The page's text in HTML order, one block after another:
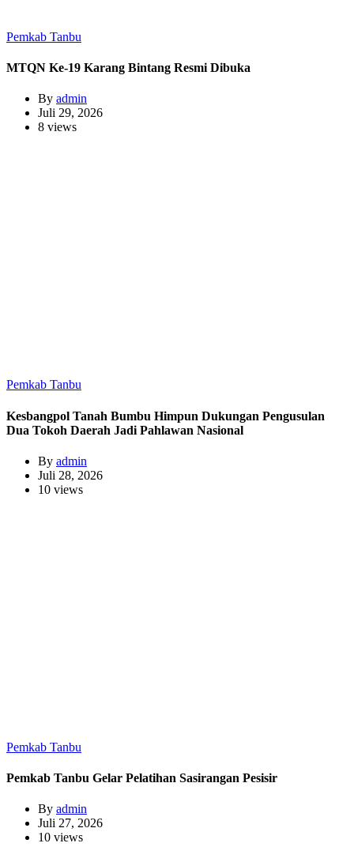
Pemkab Tanbu
MTQN Ke-19 Karang Bintang Resmi Dibuka
By admin
Juli 29, 2026
8 views
Pemkab Tanbu
Kesbangpol Tanah Bumbu Himpun Dukungan Pengusulan
Dua Tokoh Daerah Jadi Pahlawan Nasional
By admin
Juli 28, 2026
10 views
Pemkab Tanbu
Pemkab Tanbu Gelar Pelatihan Sasirangan Pesisir
By admin
Juli 27, 2026
10 views